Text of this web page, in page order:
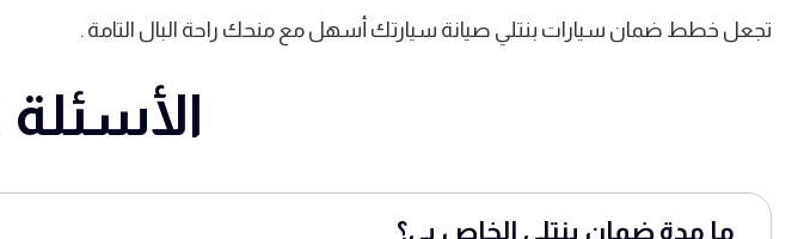
تجعل خطط ضمان سيارات بنتلي صيانة سيارتك أسهل مع منحك راحة البال التامة .
ما مدة ضمان بنتلي الخاص بي؟